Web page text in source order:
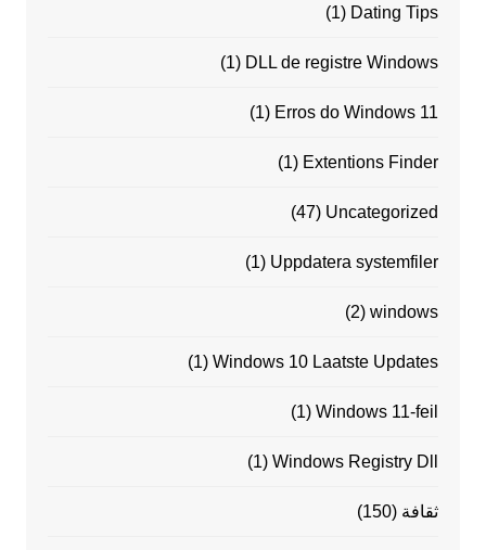
Dating Tips
(1)
DLL de registre Windows
(1)
Erros do Windows 11
(1)
Extentions Finder
(1)
Uncategorized
(47)
Uppdatera systemfiler
(1)
windows
(2)
Windows 10 Laatste Updates
(1)
Windows 11-feil
(1)
Windows Registry Dll
(1)
ثقافة (150)